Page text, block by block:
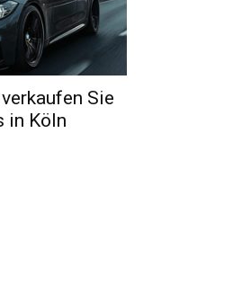
Sie
in Köln